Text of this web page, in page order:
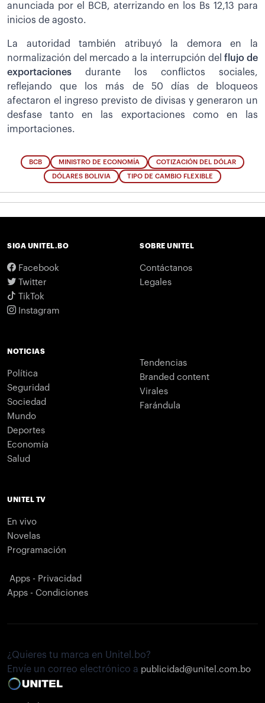
anunciada por el BCB, aterrizando en los Bs 12,13 para
inicios de agosto.
La autoridad también atribuyó la demora en la
normalización del mercado a la interrupción del flujo de
exportaciones durante los conflictos sociales,
reflejando que los más de 50 días de bloqueos
afectaron el ingreso previsto de divisas y generaron un
desfase tanto en las exportaciones como en las
importaciones.
BCB MINISTRO DE ECONOMÍA COTIZACIÓN DEL DÓLAR
DÓLARES BOLIVIA TIPO DE CAMBIO FLEXIBLE
SIGA UNITEL.BO
Facebook
Twitter
TikTok
Instagram
SOBRE UNITEL
Contáctanos
Legales
NOTICIAS
Política
Seguridad
Sociedad
Mundo
Deportes
Economía
Salud
Tendencias
Branded content
Virales
Farándula
UNITEL TV
En vivo
Novelas
Programación
Apps - Privacidad
Apps - Condiciones
¿Quieres tu marca en Unitel.bo?
Envíe un correo electrónico a publicidad@unitel.com.bo